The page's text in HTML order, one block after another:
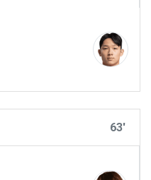
63'